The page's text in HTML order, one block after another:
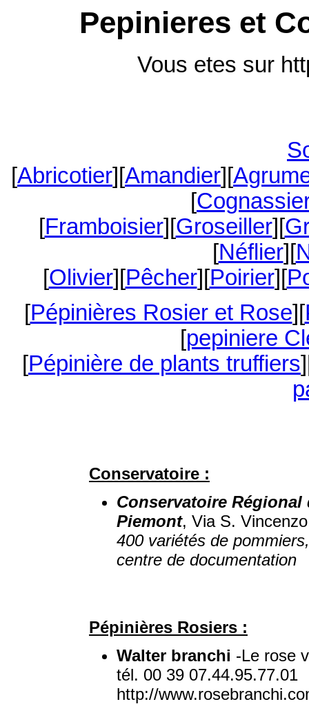
Pepinieres et
Vous etes sur
[Abricotier][Amandier][
[
[Framboisier][Groseiller][
[Néflier][
[Olivier][Pêcher][Poirier][
[Pépinières Rosier et Rose][
[pepiniere
[Pépinière de plants truffiers
Conservatoire :
Conservatoire
Piemont, Via S.
400 variétés de
centre de documentation
Pépinières Rosiers :
Walter branchi -Le rose
tél. 00 39 07.44.95.77.01
http://